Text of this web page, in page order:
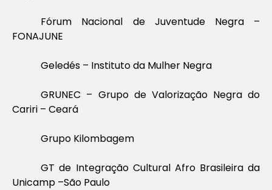
Fórum Nacional de Juventude Negra –
FONAJUNE
Geledés – Instituto da Mulher Negra
GRUNEC – Grupo de Valorização Negra do
Cariri – Ceará
Grupo Kilombagem
GT de Integração Cultural Afro Brasileira da
Unicamp –São Paulo